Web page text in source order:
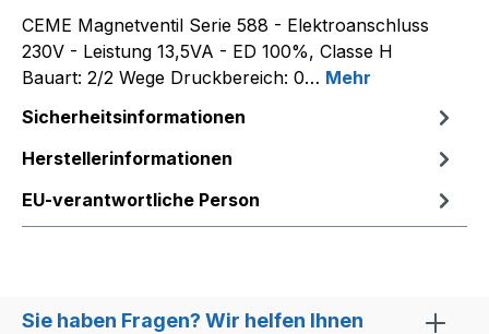
CEME Magnetventil Serie 588 - Elektroanschluss
230V - Leistung 13,5VA - ED 100%, Classe H
Bauart: 2/2 Wege Druckbereich: 0… Mehr
Sicherheitsinformationen
Herstellerinformationen
EU-verantwortliche Person
Sie haben Fragen? Wir helfen Ihnen